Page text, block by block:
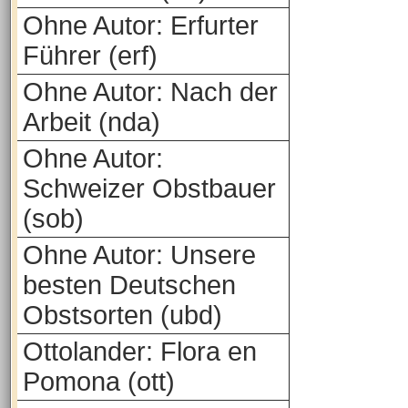
Ohne Autor: Erfurter
Führer (erf)
Ohne Autor: Nach der
Arbeit (nda)
Ohne Autor:
Schweizer Obstbauer
(sob)
Ohne Autor: Unsere
besten Deutschen
Obstsorten (ubd)
Ottolander: Flora en
Pomona (ott)